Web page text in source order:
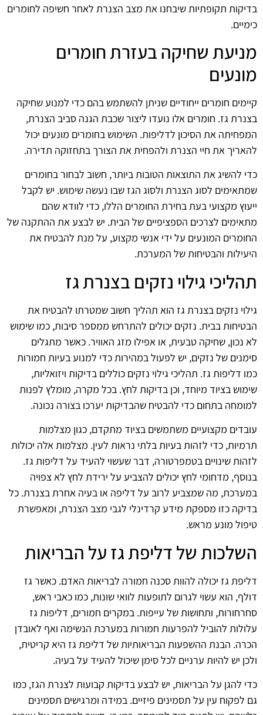
בדיקות תקופתיות שיבחנו את מצב הצנרת לאחר חשיפה לחומרים
כימיים.
מניעת שחיקה בעזרת חומרים
מונעים
קיימים חומרים ייחודיים שניתן להשתמש בהם כדי למנוע שחיקה
בצנרת גז. חומרים אלו נועדו ליצור שכבת הגנה סביב הצנרת,
המפחיתה את הסיכון לדליפות. השימוש בחומרים מונעים יכול
להאריך את חיי הצנרת ולהפחית את הצורך בתחזוקה תדירה.
כדי להשיג את התוצאות הטובות ביותר, חשוב לבחור בחומרים
שמתאימים לסוג הצנרת ולסוג הגז שבו נעשה שימוש. יש לקבל
ייעוץ מקצועי בעת בחירת החומרים הללו, כדי לוודא שהם
מתאימים לצרכים הספציפיים של הבית. יש לבצע את ההתקנה של
החומרים המונעים על ידי אנשי מקצוע, על מנת להבטיח את
היעילות והבטיחות של המערכת.
תהליכי גילוי נזקים בצנרת גז
גילוי נזקים בצנרת גז הוא תהליך חשוב שמטרתו להבטיח את
הבטיחות בבית. נזקים יכולים להתרחש ממספר סיבות, כמו שימוש
לא נכון, שחיקה טבעית, או אפילו מזג האוויר. כאשר מתגלים
סימנים של נזקים, יש לפעול במהירות כדי למנוע בעיות חמורות
כמו דליפות גז. תהליכי גילוי נזקים כוללים בדיקות ויזואליות,
שימוש בציוד מיוחד, וכן בדיקות לחץ. בכל מקרה, מומלץ לפנות
למומחה בתחום כדי להבטיח שהבדיקות יערכו בצורה נכונה.
עובדים מקצועיים משתמשים בציוד מתקדם, כגון מצלמות
תרמיות, כדי לזהות בעיות בלתי נראות לעין. מצלמות אלה יכולות
לזהות שינויים בטמפרטורה, דבר שעשוי להעיד על דליפות גז.
בנוסף, מדחומי לחץ יכולים להצביע על ירידת לחץ לא צפויה
במערכת, מה שמצביע לרוב על דליפה או בעיה אחרת בצנרת. כל
בדיקה כזו מספקת מידע קרדינלי לגבי מצב הצנרת, ומאפשרת
טיפול מונע מראש.
השלכות של דליפת גז על הבריאות
דליפת גז יכולה להוות סכנה חמורה לבריאות האדם. כאשר גז
דולף, הוא עשוי לגרום לתופעות לוואי שונות, כמו כאבי ראש,
סחרחורות, ותחושות של עייפות. במקרים חמורים, דליפות גז
עלולות להוביל להפרעות חמורות במערכת הנשימה ואף לאובדן
הכרה. הבנת ההשפעות הבריאותיות של דליפת גז היא קריטית,
ולכן יש להיות ערניים לכל סימן שיכול להעיד על בעיה.
כדי להגן על הבריאות, יש לבצע בדיקות קבועות לצנרת הגז, כמו
גם לפקוח עין על תסמינים פיזיים. במידה ומרגישים תסמינים